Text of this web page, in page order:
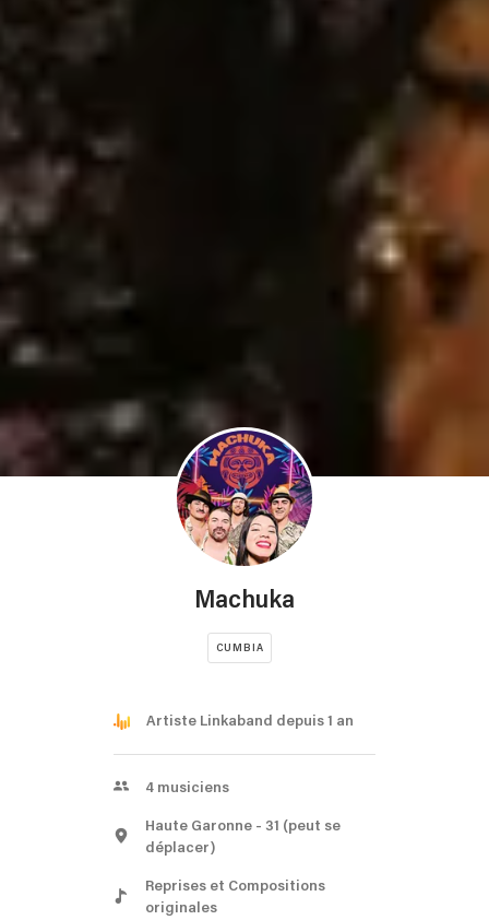
Machuka
CUMBIA
Artiste Linkaband depuis 1 an
4 musiciens
Haute Garonne - 31 (peut se
déplacer)
Reprises et Compositions
originales